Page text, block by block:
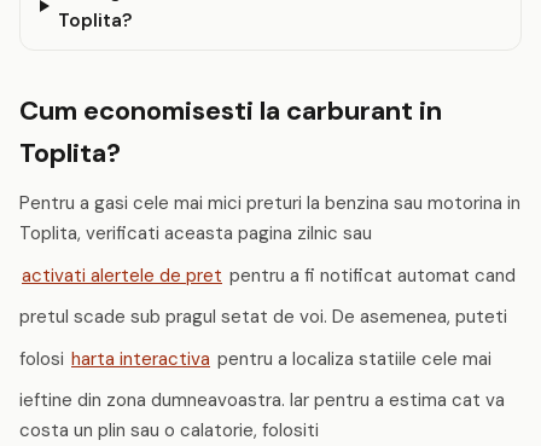
Toplita?
Cum economisesti la carburant in
Toplita?
Pentru a gasi cele mai mici preturi la benzina sau motorina in
Toplita, verificati aceasta pagina zilnic sau
activati alertele de pret pentru a fi notificat automat cand
pretul scade sub pragul setat de voi. De asemenea, puteti
folosi harta interactiva pentru a localiza statiile cele mai
ieftine din zona dumneavoastra. Iar pentru a estima cat va
costa un plin sau o calatorie, folositi